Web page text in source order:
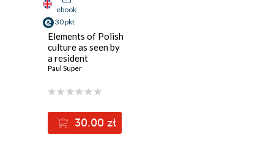
ebook
30 pkt
Elements of Polish
culture as seen by
a resident
foreigner
Paul Super
30.00 zł